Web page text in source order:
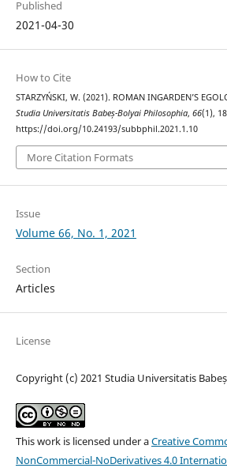
Published
2021-04-30
How to Cite
STARZYŃSKI, W. (2021). ROMAN INGARDEN’S
Studia Universitatis Babeș-Bolyai Philosophia, 66(1),
https://doi.org/10.24193/subbphil.2021.1.10
More Citation Formats
Issue
Volume 66, No. 1, 2021
Section
Articles
License
Copyright (c) 2021 Studia Universitatis
This work is licensed under aCreative
NonCommercial-NoDerivatives 4.0